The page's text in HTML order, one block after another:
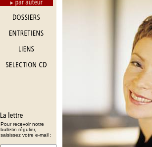
Pour recevoir notre
bulletin régulier,
saisissez votre e-mail :